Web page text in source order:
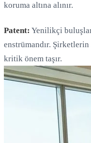
Yükleniyor...
koruma altına alınır.
Patent: Yenilikçi
enstrümandır.
kritik önem taşır.